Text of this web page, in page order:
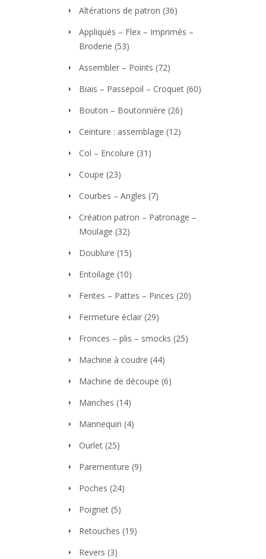
Altérations de patron (36)
Appliqués – Flex – Imprimés –
Broderie (53)
Assembler – Points (72)
Biais – Passepoil – Croquet (60)
Bouton – Boutonnière (26)
Ceinture : assemblage (12)
Col – Encolure (31)
Coupe (23)
Courbes – Angles (7)
Création patron – Patronage –
Moulage (32)
Doublure (15)
Entoilage (10)
Fentes – Pattes – Pinces (20)
Fermeture éclair (29)
Fronces – plis – smocks (25)
Machine à coudre (44)
Machine de découpe (6)
Manches (14)
Mannequin (4)
Ourlet (25)
Parementure (9)
Poches (24)
Poignet (5)
Retouches (19)
Revers (3)